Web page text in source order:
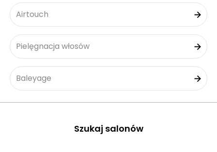
Airtouch
Pielęgnacja włosów
Baleyage
Szukaj salonów